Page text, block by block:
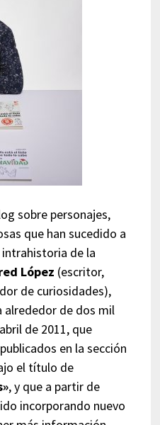
sobre personajes,
que han sucedido a
de la
López (escritor,
de curiosidades),
alrededor de dos mil
de 2011, que
en la sección
el título de
, y que a partir de
incorporando nuevo